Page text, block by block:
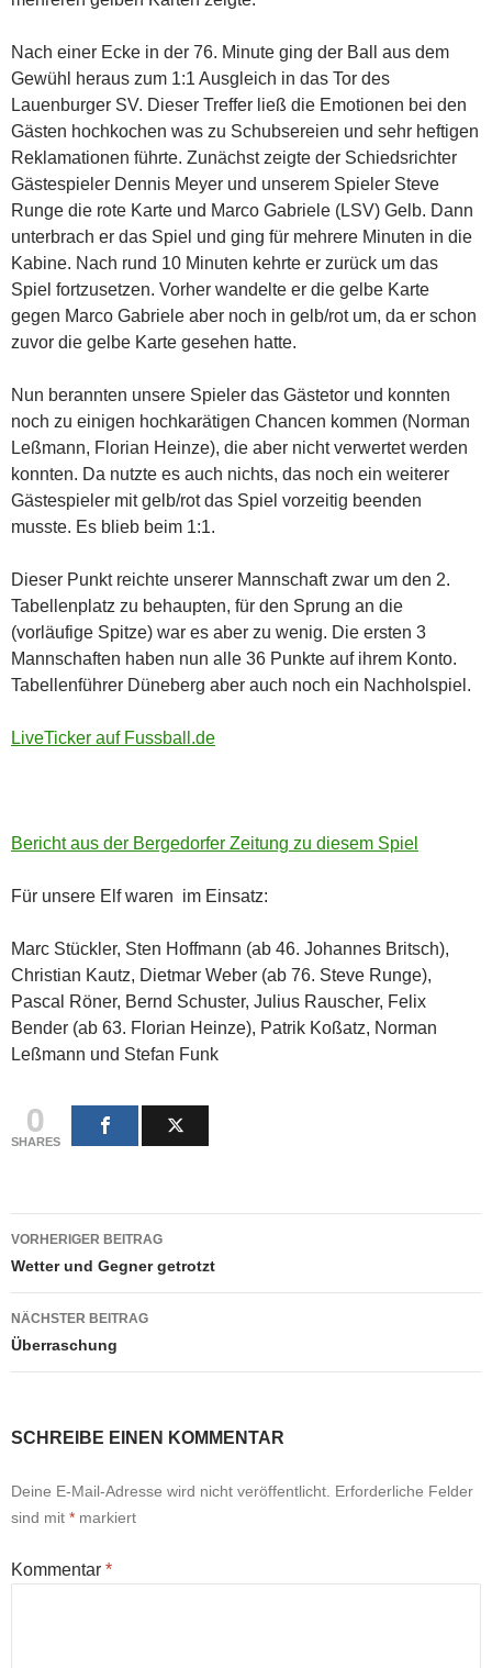
Nach einer Ecke in der 76. Minute ging der Ball aus dem
Gewühl heraus zum 1:1 Ausgleich in das Tor des
Lauenburger SV. Dieser Treffer ließ die Emotionen bei den
Gästen hochkochen was zu Schubsereien und sehr heftigen
Reklamationen führte. Zunächst zeigte der Schiedsrichter
Gästespieler Dennis Meyer und unserem Spieler Steve
Runge die rote Karte und Marco Gabriele (LSV) Gelb. Dann
unterbrach er das Spiel und ging für mehrere Minuten in die
Kabine. Nach rund 10 Minuten kehrte er zurück um das
Spiel fortzusetzen. Vorher wandelte er die gelbe Karte
gegen Marco Gabriele aber noch in gelb/rot um, da er schon
zuvor die gelbe Karte gesehen hatte.
Nun berannten unsere Spieler das Gästetor und konnten
noch zu einigen hochkarätigen Chancen kommen (Norman
Leßmann, Florian Heinze), die aber nicht verwertet werden
konnten. Da nutzte es auch nichts, das noch ein weiterer
Gästespieler mit gelb/rot das Spiel vorzeitig beenden
musste. Es blieb beim 1:1.
Dieser Punkt reichte unserer Mannschaft zwar um den 2.
Tabellenplatz zu behaupten, für den Sprung an die
(vorläufige Spitze) war es aber zu wenig. Die ersten 3
Mannschaften haben nun alle 36 Punkte auf ihrem Konto.
Tabellenführer Düneberg aber auch noch ein Nachholspiel.
LiveTicker auf Fussball.de
Bericht aus der Bergedorfer Zeitung zu diesem Spiel
Für unsere Elf waren im Einsatz:
Marc Stückler, Sten Hoffmann (ab 46. Johannes Britsch),
Christian Kautz, Dietmar Weber (ab 76. Steve Runge),
Pascal Röner, Bernd Schuster, Julius Rauscher, Felix
Bender (ab 63. Florian Heinze), Patrik Koßatz, Norman
Leßmann und Stefan Funk
0
SHARES
Beitragsnavigation
VORHERIGER BEITRAG
Wetter und Gegner getrotzt
NÄCHSTER BEITRAG
Überraschung
SCHREIBE EINEN KOMMENTAR
Deine E-Mail-Adresse wird nicht veröffentlicht. Erforderliche Felder
sind mit * markiert
Kommentar *